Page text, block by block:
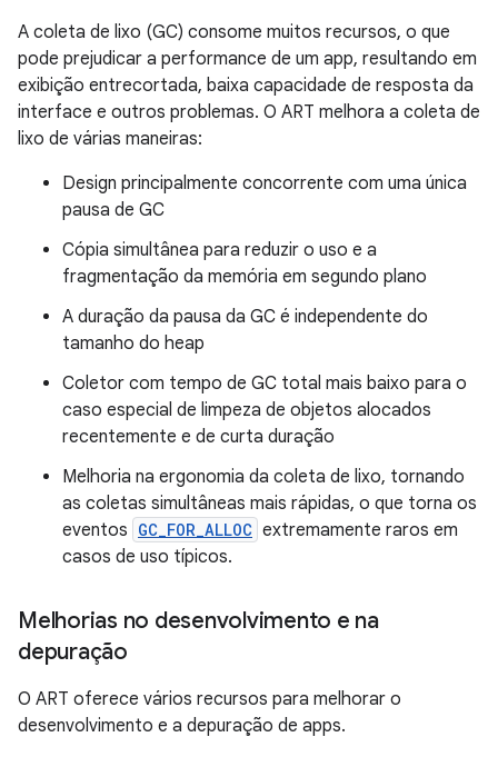
A coleta de lixo (GC) consome muitos recursos, o que
pode prejudicar a performance de um app, resultando em
exibição entrecortada, baixa capacidade de resposta da
interface e outros problemas. O ART melhora a coleta de
lixo de várias maneiras:
Design principalmente concorrente com uma única
pausa de GC
Cópia simultânea para reduzir o uso e a
fragmentação da memória em segundo plano
A duração da pausa da GC é independente do
tamanho do heap
Coletor com tempo de GC total mais baixo para o
caso especial de limpeza de objetos alocados
recentemente e de curta duração
Melhoria na ergonomia da coleta de lixo, tornando
as coletas simultâneas mais rápidas, o que torna os
eventos GC_FOR_ALLOC extremamente raros em
casos de uso típicos.
Melhorias no desenvolvimento e na
depuração
O ART oferece vários recursos para melhorar o
desenvolvimento e a depuração de apps.